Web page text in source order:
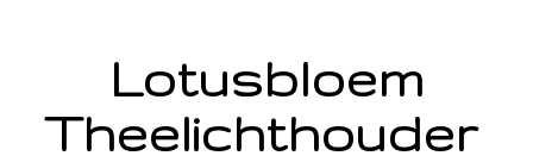
Lotusbloem
Theelichthouder